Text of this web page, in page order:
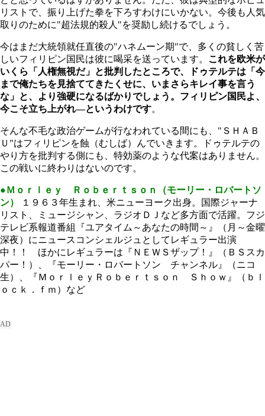
リストで、振り上げた拳を下ろすわけにいかない。今後も人気
取りのために"超法規的殺人"を奨励し続けるでしょう。
今はまだ大統領就任直後の"ハネムーン期"で、多くの貧しく苦
しいフィリピン国民は彼に喝采を送っています。 これを欧米が
いくら「人権無視だ」と批判したところで、ドゥテルテは「今
まで俺たちを見捨ててきたくせに、いまさらキレイ事を言う
な」と、より強硬になるばかりでしょう。フィリピン国民よ、
今こそ立ち上がれ―というわけです。
そんな不毛な政治ゲームが行なわれている間にも、"ＳＨＡＢ
Ｕ"はフィリピンを蝕（むしば）んでいきます。ドゥテルテの
やり方を批判する側にも、特効薬のような代案はありません。
この戦いに終わりはないのです。
●Ｍｏｒｌｅｙ Ｒｏｂｅｒｔｓｏｎ（モーリー・ロバートソ
ン）
１９６３年生まれ、米ニューヨーク出身。国際ジャーナ
リスト、ミュージシャン、ラジオＤＪなど多方面で活躍。フジ
テレビ系報道番組『ユアタイム～あなたの時間～』（月～金曜
深夜）にニュースコンシェルジュとしてレギュラー出演
中！！ ほかにレギュラーは『ＮＥＷＳザップ！』（ＢＳスカ
パー！）、『モーリー・ロバートソン チャンネル』（ニコ
生）、『ＭｏｒｌｅｙＲｏｂｅｒｔｓｏｎ Ｓｈｏｗ』（ｂｌ
ｏｃｋ．ｆｍ）など